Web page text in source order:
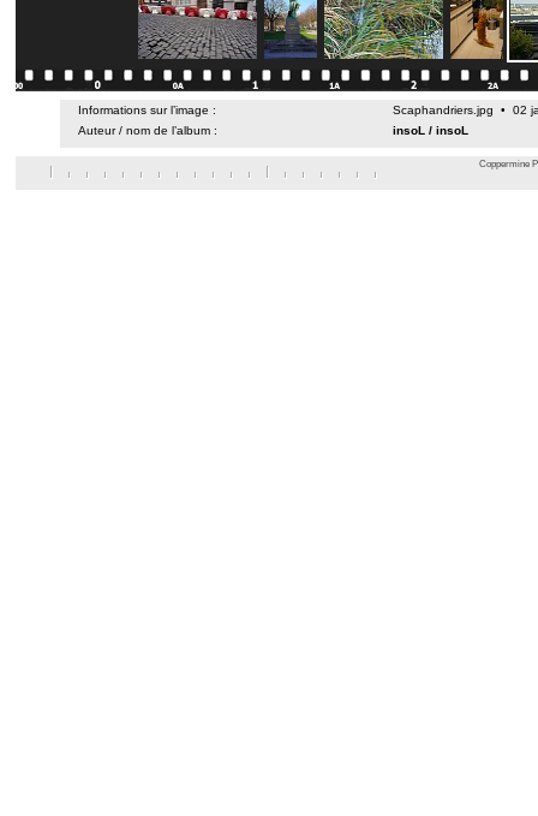
Informations sur l’image :
Scaphandriers.jpg • 02
Auteur / nom de l’album :
insoL / insoL
Coppermine